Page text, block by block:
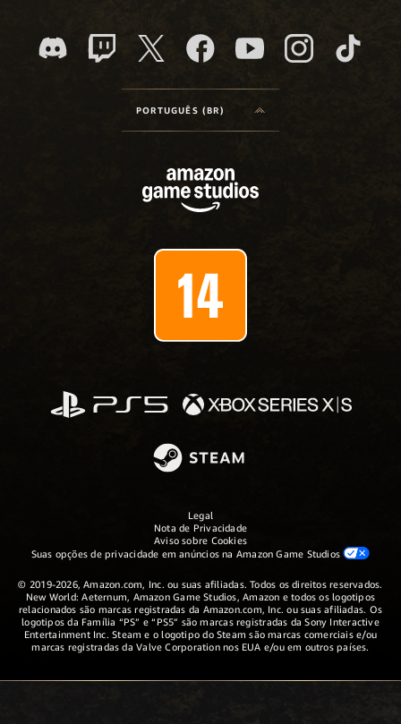
PORTUGUÊS (BR)
Legal
Nota de Privacidade
Aviso sobre Cookies
Suas opções de privacidade em anúncios na Amazon Game Studios
© 2019-2026, Amazon.com, Inc. ou suas afiliadas. Todos os direitos reservados.
New World: Aeternum, Amazon Game Studios, Amazon e todos os logotipos
relacionados são marcas registradas da Amazon.com, Inc. ou suas afiliadas. Os
logotipos da Família “PS” e “PS5” são marcas registradas da Sony Interactive
Entertainment Inc. Steam e o logotipo do Steam são marcas comerciais e/ou
marcas registradas da Valve Corporation nos EUA e/ou em outros países.